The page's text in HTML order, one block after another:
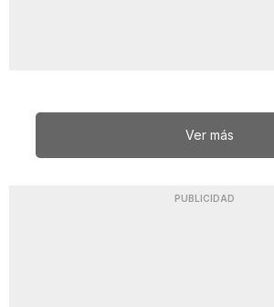
Ver más
PUBLICIDAD